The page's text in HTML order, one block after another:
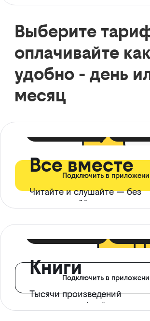
Выберите
оплачивайте
удобно - день
месяц
Все вместе
Читайте и слушайте — без
ограничений*
Подключить в
Книги
Тысячи произведений
с доступом офлайн
Подключить в